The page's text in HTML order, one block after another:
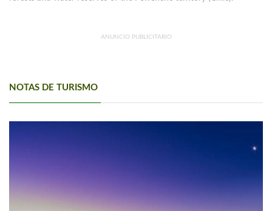
ANUNCIO PUBLICITARIO
NOTAS DE TURISMO